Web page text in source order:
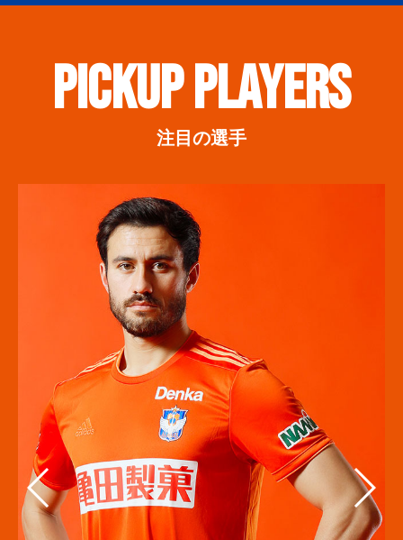
PICKUP PLAYERS
注目の選手